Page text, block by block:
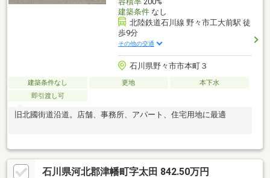
建築条件なし
北陸鉄道石川線 野々市工大前駅 徒
歩9分
その他の交通
石川県野々市市本町３
建築条件なし 更地
本下水
即引渡し可
旧北國街道沿道。店舗、事務所、アパート、住宅用地に最適
石川県河北郡津幡町字太田 842.50万円